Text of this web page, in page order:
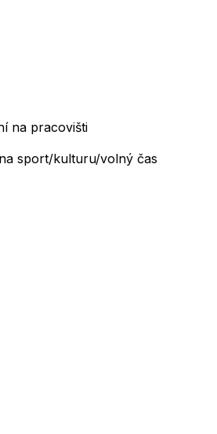
na pracovišti
sport/kulturu/volný čas